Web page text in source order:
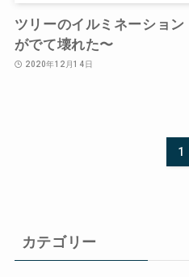
ツリーのイルミネーショ
がでて壊れた〜
2020年12月14日
1
カテゴリー